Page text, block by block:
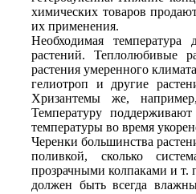
химических товаров
их применения.
Необходимая
растений. Теплолюбивые
растения умеренного
гелиотроп и другие
Хризантемы же,
Температуру
температуры во время
Черенки большинства
поливкой, сколько
прозрачными колпаками и т.
должен быть всегда